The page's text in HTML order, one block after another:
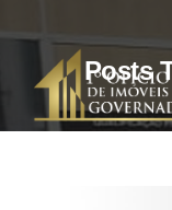
Posts